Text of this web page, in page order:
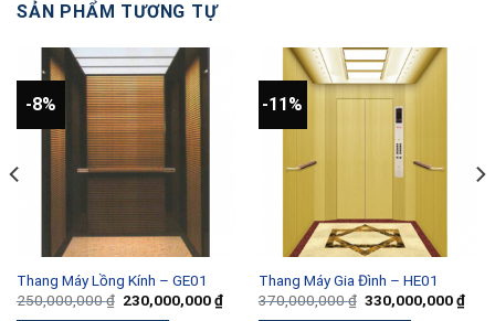
SẢN PHẨM TƯƠNG TỰ
-8%
Thang Máy Lồng Kính – GE01
250,000,000₫ Giá
230,000,000₫Giá
hiện
-11%
Thang Máy Gia Đình – HE01
370,000,000₫ Giá
330,000,000₫Giá
hiện